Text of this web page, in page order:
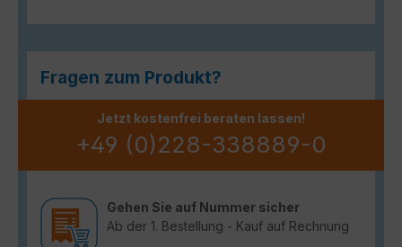
Fragen zum Produkt?
Jetzt kostenfrei beraten lassen!
+49 (0)228-338889-0
Gehen Sie auf Nummer sicher
Ab der 1. Bestellung - Kauf auf Rechnung